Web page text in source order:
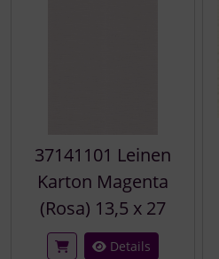
37141101 Leinen
Karton Magenta
(Rosa) 13,5 x 27
Details